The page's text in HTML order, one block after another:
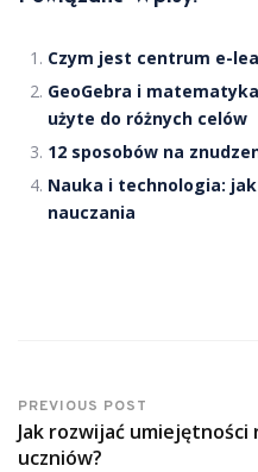
Czym jest centrum e-
GeoGebra i
użyte do różnych celów
12 sposobów na
Nauka i technologia:
nauczania
PREVIOUS POST
Jak rozwijać
uczniów?